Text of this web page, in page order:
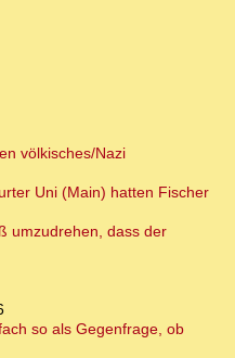
völkisches/Nazi
Uni (Main) hatten Fischer
umzudrehen, dass der
so als Gegenfrage, ob